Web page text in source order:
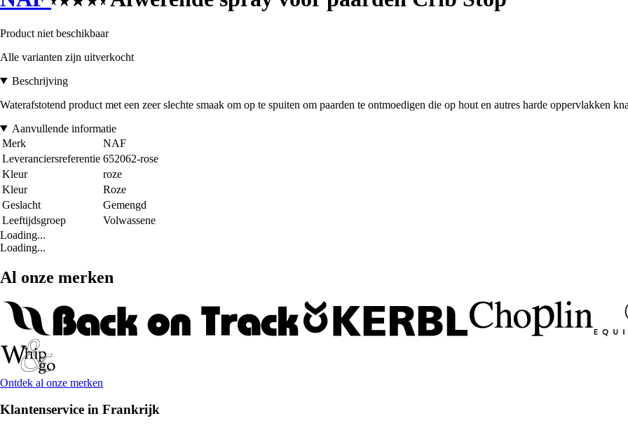
Product niet beschikbaar
Alle varianten zijn uitverkocht
Beschrijving
Waterafstotend product met een zeer slechte smaak om op te spuiten om paarden te ontmoedigen die op hout en autres harde oppervlakken
Aanvullende informatie
Merk
NAF
Leveranciersreferentie 652062-rose
Kleur
roze
Kleur
Roze
Geslacht
Gemengd
Leeftijdsgroep
Volwassene
Loading...
Loading...
Al onze merken
Ontdek al onze merken
Klantenservice in Frankrijk